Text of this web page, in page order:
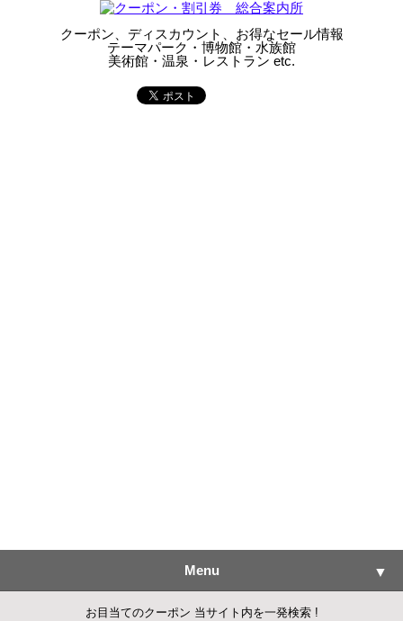
クーポン、ディスカウント、お得なセール情報
テーマパーク・博物館・水族館
美術館・温泉・レストラン etc.
Menu ▼
お目当てのクーポン 当サイト内を一発検索 !